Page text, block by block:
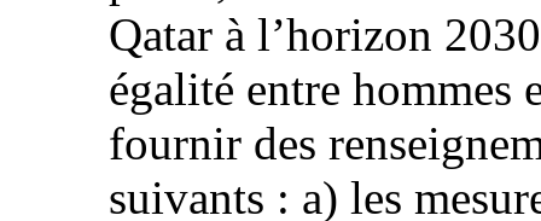
Qatar à l’horizon
égalité entre hommes
fournir des
suivants : a) les